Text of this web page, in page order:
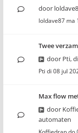
door
loldave87 ma
Twee
door Pti,
Pti di 08 jul
Max flow
door
automaten